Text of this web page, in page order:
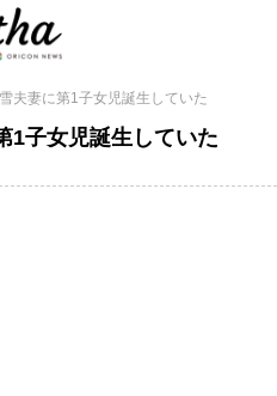
夫妻に第1子女児誕生していた
1子女児誕生していた